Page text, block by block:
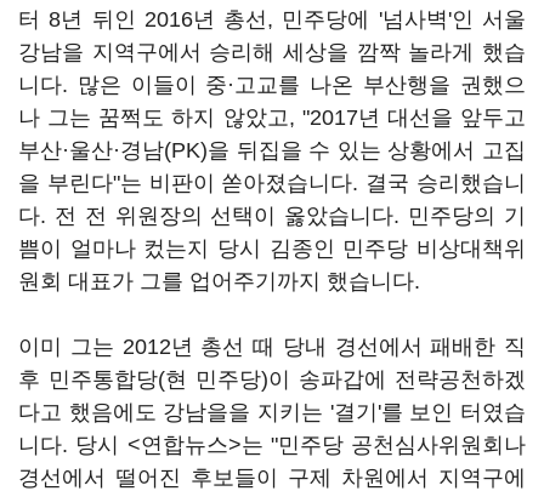
터 8년 뒤인 2016년 총선, 민주당에 '넘사벽'인 서울
강남을 지역구에서 승리해 세상을 깜짝 놀라게 했습
니다. 많은 이들이 중·고교를 나온 부산행을 권했으
나 그는 꿈쩍도 하지 않았고, "2017년 대선을 앞두고
부산·울산·경남(PK)을 뒤집을 수 있는 상황에서 고집
을 부린다"는 비판이 쏟아졌습니다. 결국 승리했습니
다. 전 전 위원장의 선택이 옳았습니다. 민주당의 기
쁨이 얼마나 컸는지 당시 김종인 민주당 비상대책위
원회 대표가 그를 업어주기까지 했습니다.
이미 그는 2012년 총선 때 당내 경선에서 패배한 직
후 민주통합당(현 민주당)이 송파갑에 전략공천하겠
다고 했음에도 강남을을 지키는 '결기'를 보인 터였습
니다. 당시 <연합뉴스>는 "민주당 공천심사위원회나
경선에서 떨어진 후보들이 구제 차원에서 지역구에